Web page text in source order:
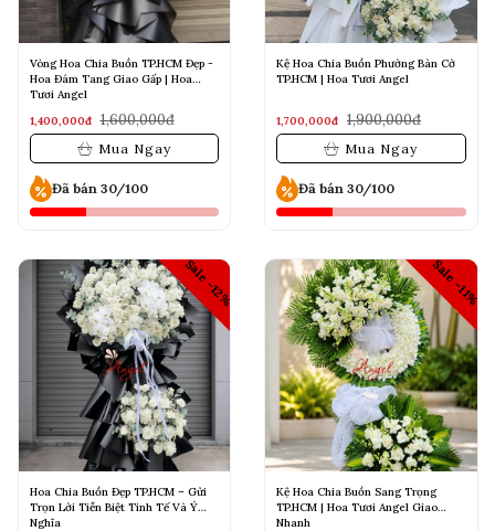
Vòng Hoa Chia Buồn TP.HCM Đẹp -
Hoa Đám Tang Giao Gấp | Hoa
Tươi Angel
1,400,000đ
1,600,000đ
Mua Ngay
Đã bán 30/100
Kệ Hoa Chia Buồn Phường Bàn Cờ
TP.HCM | Hoa Tươi Angel
1,700,000đ 1,900,000đ
Mua Ngay
Đã bán 30/100
Sale -12%
Hoa Chia Buồn Đẹp TP.HCM – Gửi
Trọn Lời Tiễn Biệt Tinh Tế Và Ý
Nghĩa
Sale -11%
Kệ Hoa Chia Buồn Sang Trọng
TP.HCM | Hoa Tươi Angel Giao
Nhanh